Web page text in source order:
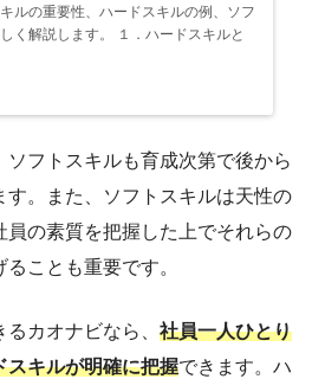
ルの重要性、ハードスキルの例、ソフ
く解説します。 １．ハードスキルと
フトスキルも育成次第で後から
す。また、ソフトスキルは天性の
員の素質を把握した上でそれらの
ことも重要です。
カオナビなら、 社員一人ひとり
スキルが明確に把握できます。ハ